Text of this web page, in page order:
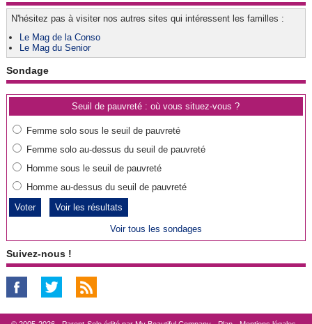
N'hésitez pas à visiter nos autres sites qui intéressent les familles :
Le Mag de la Conso
Le Mag du Senior
Sondage
Seuil de pauvreté : où vous situez-vous ?
Femme solo sous le seuil de pauvreté
Femme solo au-dessus du seuil de pauvreté
Homme sous le seuil de pauvreté
Homme au-dessus du seuil de pauvreté
Voir les résultats
Voir tous les sondages
Suivez-nous !